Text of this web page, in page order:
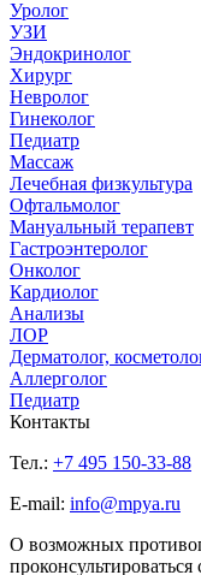
Уролог
УЗИ
Эндокринолог
Хирург
Невролог
Гинеколог
Педиатр
Массаж
Лечебная физкультура
Офтальмолог
Мануальный терапевт
Гастроэнтеролог
Онколог
Кардиолог
Анализы
ЛОР
Дерматолог,
Аллерголог
Педиатр
Контакты
Тел.: +7 495 150-33-88
E-mail: info@mpya.ru
О возможных